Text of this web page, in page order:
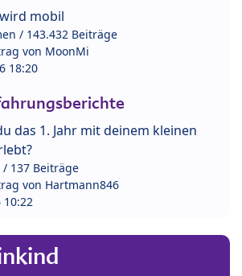
mobil
/ 143.432 Beiträge
von MoonMi
18:20
das 1. Jahr mit deinem kleinen
/ 137 Beiträge
von Hartmann846
10:22